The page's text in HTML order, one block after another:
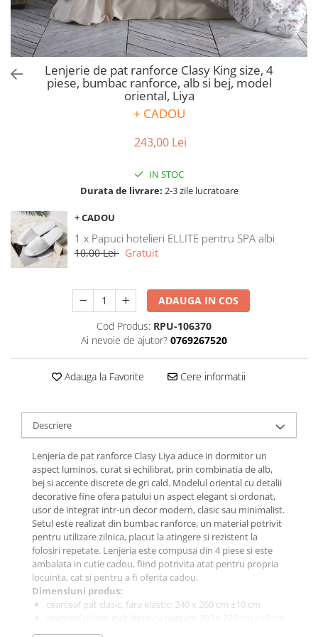
Bumbac satinat
Bumbac policoton
Compatibile cu saltea
90x200cm
100x200cm
Tipul cearceafului de pat
Cu elastic
Normal - fara elastic
Culoarea
Bej
Verde
Imprimeu
Cu flori
Uni (1-2 culori)
Cu dungi
Cu inimioare
Cu pisici
Cu Animal Print
Lenjerie de pat ranforce Clasy King size, 4
piese, bumbac ranforce, alb si bej, model
oriental, Liya
+ CADOU
243,00 Lei
IN STOC
Durata de livrare: 2-3 zile lucratoare
+ CADOU
1 x Papuci hotelieri ELLITE pentru SPA albi
10,00 Lei Gratuit
ADAUGA IN COS
Cod Produs: RPU-106370
Ai nevoie de ajutor? 0769267520
Adauga la Favorite Cere informatii
Descriere
Lenjeria de pat ranforce Clasy Liya aduce in dormitor un
aspect luminos, curat si echilibrat, prin combinatia de alb,
bej si accente discrete de gri cald. Modelul oriental cu detalii
decorative fine ofera patului un aspect elegant si ordonat,
usor de integrat intr-un decor modern, clasic sau minimalist.
Setul este realizat din bumbac ranforce, un material potrivit
pentru utilizare zilnica, placut la atingere si rezistent la
folosiri repetate. Lenjeria este compusa din 4 piese si este
ambalata in cutie cadou, fiind potrivita atat pentru propria
locuinta, cat si pentru a fi oferita cadou.
Dimensiuni produs:
cearceaf pat clasic, fara elastic: 240 x 260 cm ±10 cm
doua fete de perna, inchidere tip flep: 55 x 70 cm ±2 cm